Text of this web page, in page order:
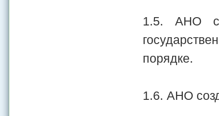
1.5. АНО
порядке.
1.6. АНО